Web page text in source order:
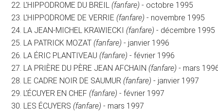
L'HIPPODROME DU BREIL (fanfare) - octobre 1995
L'HIPPODROME DE VERRIE (fanfare) - novembre 1995
LA JEAN-MICHEL KRAWIECKI (fanfare) - décembre 1995
LA PATRICK MOZAT (fanfare) - janvier 1996
LA ÉRIC PLANTIVEAU (fanfare) - février 1996
LA PRIÈRE DU PÈRE JEAN AFCHAIN (fanfare) - mars
LE CADRE NOIR DE SAUMUR (fanfare) - janvier 1997
L'ÉCUYER EN CHEF (fanfare) - février 1997
LES ÉCUYERS (fanfare) - mars 1997